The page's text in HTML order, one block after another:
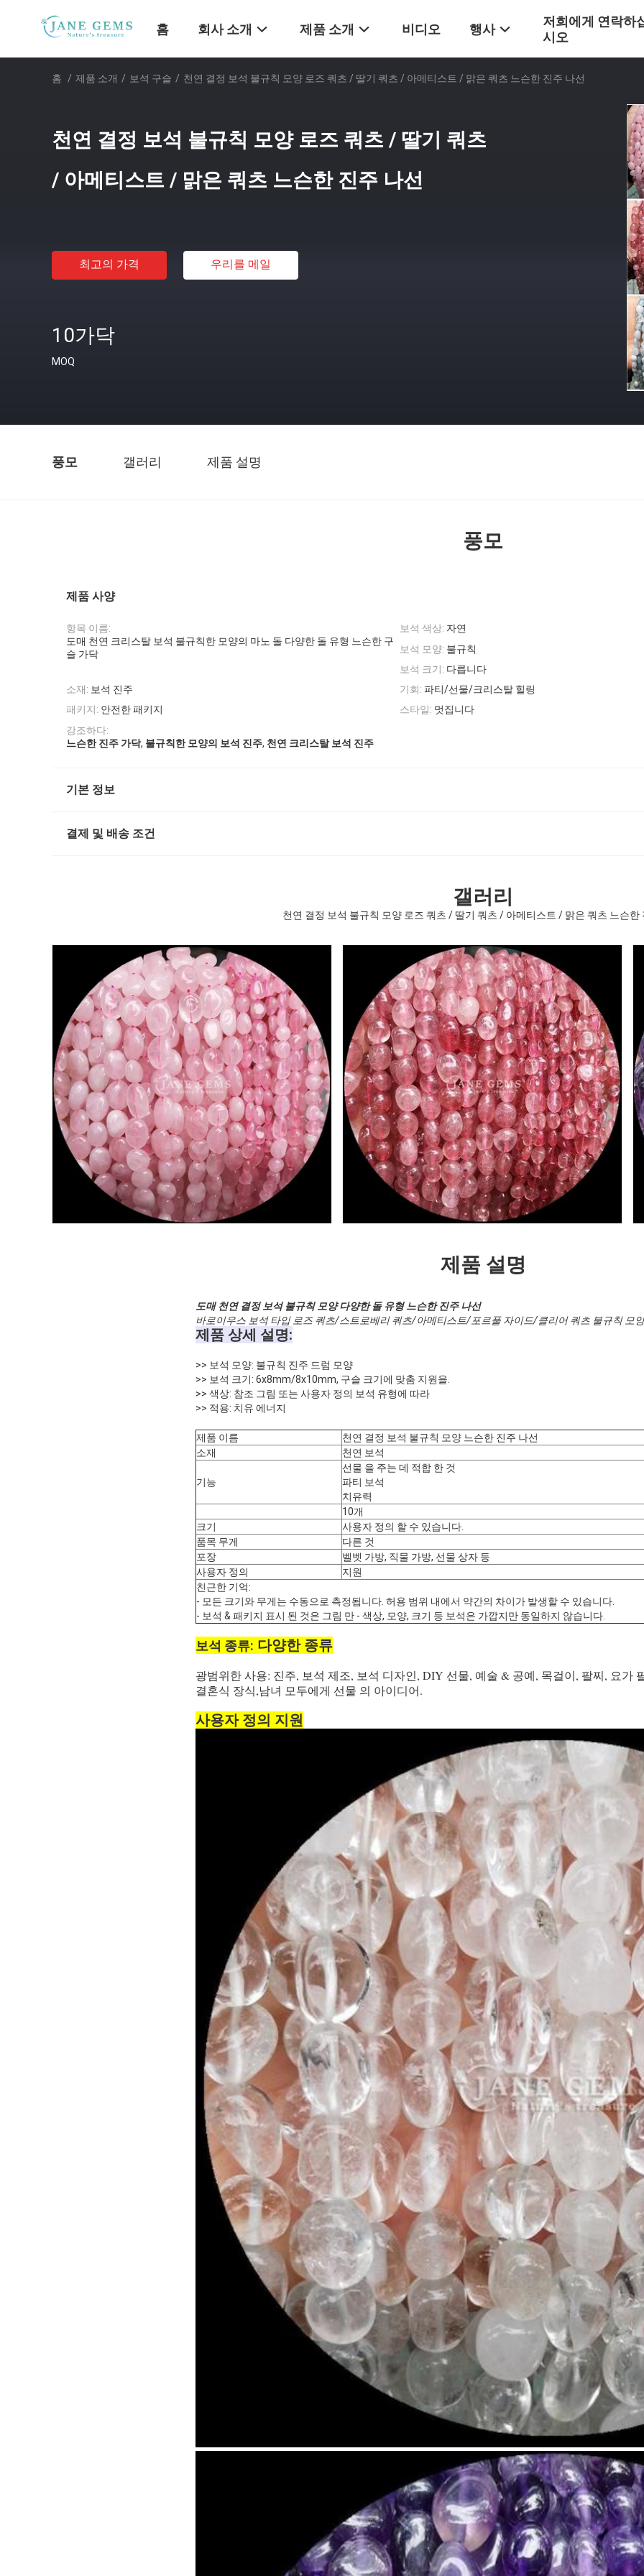
홈 회사 소개 제품 소개 비디오 행사
저희에게 연락하
시오
홈 / 제품 소개 / 보석 구슬 / 천연 결정 보석 불규칙 모양 로즈 쿼츠 / 딸기 쿼츠 / 아메티스트 / 맑은 쿼츠 느슨한 진주 나선
천연 결정 보석 불규칙 모양 로즈 쿼츠 / 딸기 쿼츠
/ 아메티스트 / 맑은 쿼츠 느슨한 진주 나선
최고의 가격 우리를 메일
10가닥
MOQ
풍모 갤러리 제품 설명
풍모
제품 사양
항목 이름:
도매 천연 크리스탈 보석 불규칙한 모양의 마노 돌 다양한 돌 유형 느슨한 구
슬 가닥
보석 색상: 자연
보석 모양: 불규칙
보석 크기: 다릅니다
소재: 보석 진주 기회: 파티/선물/크리스탈 힐링
패키지: 안전한 패키지 스타일: 멋집니다
강조하다:
느슨한 진주 가닥, 불규칙한 모양의 보석 진주, 천연 크리스탈 보석 진주
기본 정보
결제 및 배송 조건
갤러리
천연 결정 보석 불규칙 모양 로즈 쿼츠 / 딸기 쿼츠 / 아메티스트 / 맑은 쿼츠 느슨한
제품 설명
도매 천연 결정 보석 불규칙 모양 다양한 돌 유형 느슨한 진주 나선
바로이우스 보석 타입 로즈 쿼츠/스트로베리 쿼츠/아메티스트/포르풀 자이드/클리어 쿼츠 불규칙 모
제품 상세 설명:
>> 보석 모양: 불규칙 진주 드럼 모양
>> 보석 크기: 6x8mm/8x10mm, 구슬 크기에 맞춤 지원을.
>> 색상: 참조 그림 또는 사용자 정의 보석 유형에 따라
>> 적용: 치유 에너지
제품 이름
천연 결정 보석 불규칙 모양 느슨한 진주 나선
소재
천연 보석
기능
선물 을 주는 데 적합 한 것
파티 보석
치유력
10개
크기
사용자 정의 할 수 있습니다.
품목 무게
다른 것
포장
벨벳 가방, 직물 가방, 선물 상자 등
사용자 정의
지원
친근한 기억:
- 모든 크기와 무게는 수동으로 측정됩니다. 허용 범위 내에서 약간의 차이가 발생할 수 있습니다.
- 보석 & 패키지 표시 된 것은 그림 만 - 색상, 모양, 크기 등 보석은 가깝지만 동일하지 않습니다.
보석 종류: 다양한 종류
광범위한 사용: 진주, 보석 제조, 보석 디자인, DIY 선물, 예술 & 공예, 목걸이, 팔찌, 요가
결혼식 장식,남녀 모두에게 선물 의 아이디어.
사용자 정의 지원